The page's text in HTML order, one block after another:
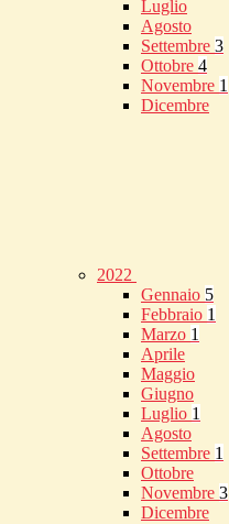
Luglio
Agosto
Settembre 3
Ottobre 4
Novembre 1
Dicembre
2022
Gennaio 5
Febbraio 1
Marzo 1
Aprile
Maggio
Giugno
Luglio 1
Agosto
Settembre 1
Ottobre
Novembre 3
Dicembre